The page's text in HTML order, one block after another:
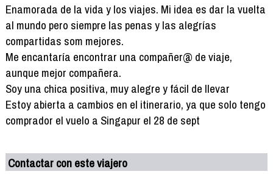
Enamorada de la vida y los viajes. Mi idea es dar la vuelta
al mundo pero siempre las penas y las alegrías
compartidas som mejores.
Me encantaría encontrar una compañer@ de viaje,
aunque mejor compañera.
Soy una chica positiva, muy alegre y fácil de llevar
Estoy abierta a cambios en el itinerario, ya que solo tengo
comprador el vuelo a Singapur el 28 de sept
Contactar con este viajero